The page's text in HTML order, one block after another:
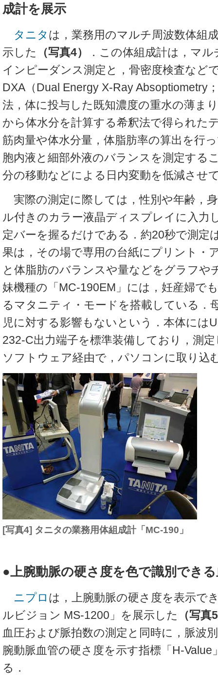
成計を展示
タニタ は，業務用のマルチ周波数体組
示した
（写真4）
．この体組成計は，マ
インピーダンス測定と，骨密度検査など
DXA（Dual Energy X-Ray Absoptiometry
法，体に投与した既知濃度の重水の薄ま
から体水分を計算する希釈法で得られた
筋肉量や体水分量，体脂肪率の算出を行
胞内液と細部外液のバランスを測定する
分の移動などによる日内変動を低減させ
実際の測定に際しては，性別や年齢，
ル付きのカラー液晶ディスプレイに入力
定バーを握るだけである．約20秒で測定
果は，その場で専用の台紙にプリント・
と体脂肪のバランスや量などをグラフや
妹機種の「MC-190EM」には，妊産婦で
るマタニティ・モードを搭載している．
児に対する影響もないという．本体には
232-C出力端子を標準装備しており，測
ソフトウェア経由で，パソコンに取り込
[写真4] タニタの業務用体組成計「MC-190」
●上腕動脈の硬さ度を色で識別でき
ニプロ は，上腕動脈の硬さ度を表示で
ルビジョン MS-1200」を展示した
（写真
血圧および脈拍数の測定と同時に，脈波
腕動脈血管の硬さ度を示す指標「H-Value
る．